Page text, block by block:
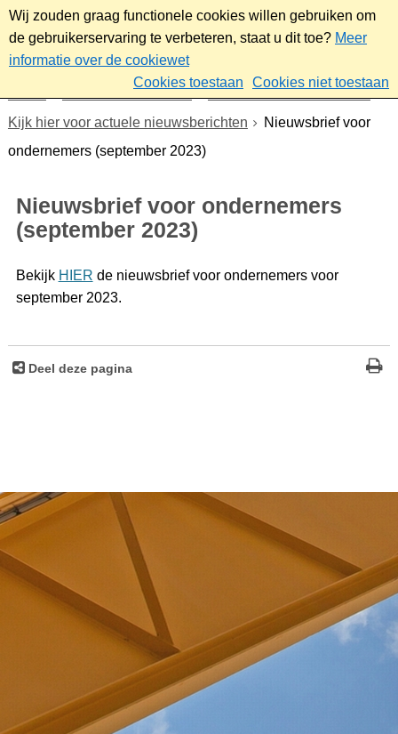
Wij zouden graag functionele cookies willen gebruiken om
de gebruikerservaring te verbeteren, staat u dit toe? Meer
informatie over de cookiewet
Cookies toestaan
Cookies niet toestaan
Werk & ondernemen
Nieuwsbrief ondernemers
Kijk hier voor actuele nieuwsberichten
Nieuwsbrief voor
ondernemers (september 2023)
Nieuwsbrief voor ondernemers
(september 2023)
Bekijk HIER de nieuwsbrief voor ondernemers voor
september 2023.
Deel deze pagina